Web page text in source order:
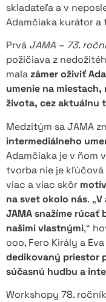
skladateľa a v
Adamčiaka kurátor a
Prvá JAMA – 73.
požičiava z
malazámer oživiť
umenie na
života, cez aktuálnu
Medzitým sa JAMA
intermediálneho
Adamčiaka je v ňom
tvorba nie je kľúčová
viac a viac skôr
na svet okolo nás. „V
JAMA snažíme
našimi vlastnými,“
ooo, Fero Király a
dedikovaný priestor
súčasnú hudbu a
Workshopy 78.